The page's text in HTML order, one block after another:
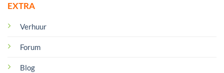
EXTRA
Verhuur
Forum
Blog